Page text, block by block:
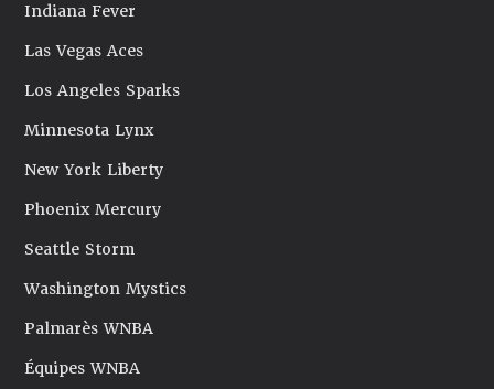
Indiana Fever
Las Vegas Aces
Los Angeles Sparks
Minnesota Lynx
New York Liberty
Phoenix Mercury
Seattle Storm
Washington Mystics
Palmarès WNBA
Équipes WNBA